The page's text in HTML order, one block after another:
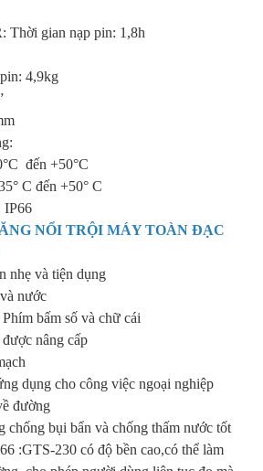
Thời gian nạp pin: 1,8h
4,9kg
đến +50°C
C đến +50° C
IP66
NỔI TRỘI MÁYTOÀN ĐẠC
nhẹ và tiện dụng
nước
bấm số và chữ cái
nâng cấp
dụng cho công việc ngoại nghiệp
đường
chống bụi bẩn và chống thấm nước tốt
:GTS-230 có độ bền cao,có thể làm